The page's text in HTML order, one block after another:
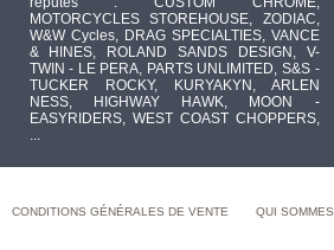
MOTORCYCLES STOREHOUSE, ZODIAC,
W&W Cycles, DRAG SPECIALTIES, VANCE
& HINES, ROLAND SANDS DESIGN, V-
TWIN - LE PERA, PARTS UNLIMITED, S&S -
TUCKER ROCKY, KURYAKYN, ARLEN
NESS, HIGHWAY HAWK, MOON -
EASYRIDERS, WEST COAST CHOPPERS,
...
CONDITIONS GÉNÉRALES DE VENTE QUI